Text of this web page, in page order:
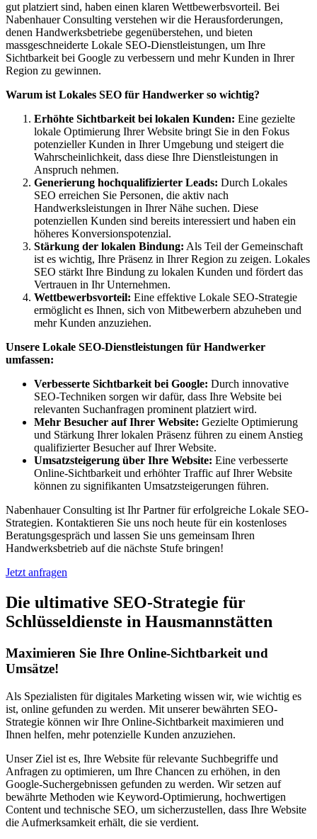
gut platziert sind, haben einen klaren Wettbewerbsvorteil. Bei
Nabenhauer Consulting verstehen wir die Herausforderungen,
denen Handwerksbetriebe gegenüberstehen, und bieten
massgeschneiderte Lokale SEO-Dienstleistungen, um Ihre
Sichtbarkeit bei Google zu verbessern und mehr Kunden in Ihrer
Region zu gewinnen.
Warum ist Lokales SEO für Handwerker so wichtig?
Erhöhte Sichtbarkeit bei lokalen Kunden: Eine gezielte
lokale Optimierung Ihrer Website bringt Sie in den Fokus
potenzieller Kunden in Ihrer Umgebung und steigert die
Wahrscheinlichkeit, dass diese Ihre Dienstleistungen in
Anspruch nehmen.
Generierung hochqualifizierter Leads: Durch Lokales
SEO erreichen Sie Personen, die aktiv nach
Handwerksleistungen in Ihrer Nähe suchen. Diese
potenziellen Kunden sind bereits interessiert und haben ein
höheres Konversionspotenzial.
Stärkung der lokalen Bindung: Als Teil der Gemeinschaft
ist es wichtig, Ihre Präsenz in Ihrer Region zu zeigen. Lokales
SEO stärkt Ihre Bindung zu lokalen Kunden und fördert das
Vertrauen in Ihr Unternehmen.
Wettbewerbsvorteil: Eine effektive Lokale SEO-Strategie
ermöglicht es Ihnen, sich von Mitbewerbern abzuheben und
mehr Kunden anzuziehen.
Unsere Lokale SEO-Dienstleistungen für Handwerker
umfassen:
Verbesserte Sichtbarkeit bei Google: Durch innovative
SEO-Techniken sorgen wir dafür, dass Ihre Website bei
relevanten Suchanfragen prominent platziert wird.
Mehr Besucher auf Ihrer Website: Gezielte Optimierung
und Stärkung Ihrer lokalen Präsenz führen zu einem Anstieg
qualifizierter Besucher auf Ihrer Website.
Umsatzsteigerung über Ihre Website: Eine verbesserte
Online-Sichtbarkeit und erhöhter Traffic auf Ihrer Website
können zu signifikanten Umsatzsteigerungen führen.
Nabenhauer Consulting ist Ihr Partner für erfolgreiche Lokale SEO-
Strategien. Kontaktieren Sie uns noch heute für ein kostenloses
Beratungsgespräch und lassen Sie uns gemeinsam Ihren
Handwerksbetrieb auf die nächste Stufe bringen!
Jetzt anfragen
Die ultimative SEO-Strategie für
Schlüsseldienste in Hausmannstätten
Maximieren Sie Ihre Online-Sichtbarkeit und
Umsätze!
Als Spezialisten für digitales Marketing wissen wir, wie wichtig es
ist, online gefunden zu werden. Mit unserer bewährten SEO-
Strategie können wir Ihre Online-Sichtbarkeit maximieren und
Ihnen helfen, mehr potenzielle Kunden anzuziehen.
Unser Ziel ist es, Ihre Website für relevante Suchbegriffe und
Anfragen zu optimieren, um Ihre Chancen zu erhöhen, in den
Google-Suchergebnissen gefunden zu werden. Wir setzen auf
bewährte Methoden wie Keyword-Optimierung, hochwertigen
Content und technische SEO, um sicherzustellen, dass Ihre Website
die Aufmerksamkeit erhält, die sie verdient.